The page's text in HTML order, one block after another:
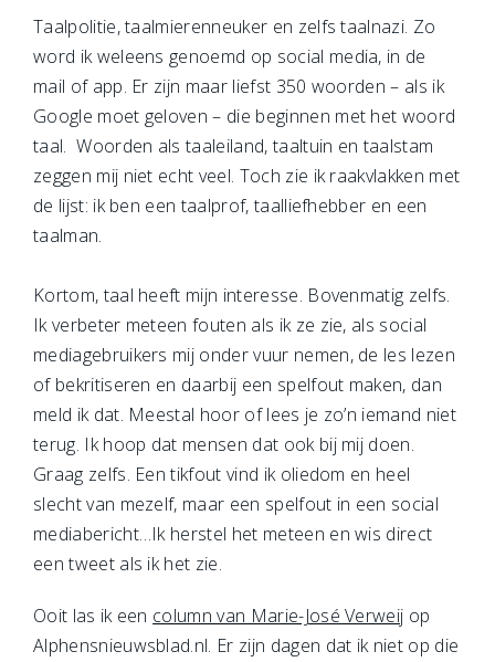
Taalpolitie, taalmierenneuker en zelfs taalnazi. Zo
word ik weleens genoemd op social media, in de
mail of app. Er zijn maar liefst 350 woorden – als ik
Google moet geloven – die beginnen met het woord
taal. Woorden als taaleiland, taaltuin en taalstam
zeggen mij niet echt veel. Toch zie ik raakvlakken met
de lijst: ik ben een taalprof, taalliefhebber en een
taalman.
Kortom, taal heeft mijn interesse. Bovenmatig zelfs.
Ik verbeter meteen fouten als ik ze zie, als social
mediagebruikers mij onder vuur nemen, de les lezen
of bekritiseren en daarbij een spelfout maken, dan
meld ik dat. Meestal hoor of lees je zo’n iemand niet
terug. Ik hoop dat mensen dat ook bij mij doen.
Graag zelfs. Een tikfout vind ik oliedom en heel
slecht van mezelf, maar een spelfout in een social
mediabericht…Ik herstel het meteen en wis direct
een tweet als ik het zie.
Ooit las ik een column van Marie-José Verweij op
Alphensnieuwsblad.nl. Er zijn dagen dat ik niet op die